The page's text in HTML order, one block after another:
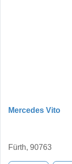
Mercedes Vito
Fürth, 90763